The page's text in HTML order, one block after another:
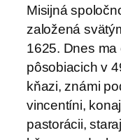
Misijná
založená
1625. Dnes
pôsobiacich v
kňazi, známi
vincentíni,
pastorácii,